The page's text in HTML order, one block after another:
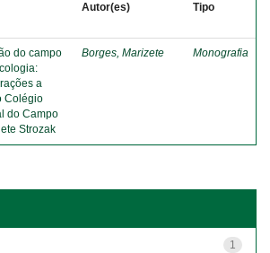
Autor(es) Tipo
do campo
a
Colégio
do Campo
Strozak
Borges, Marizete Monografia
1